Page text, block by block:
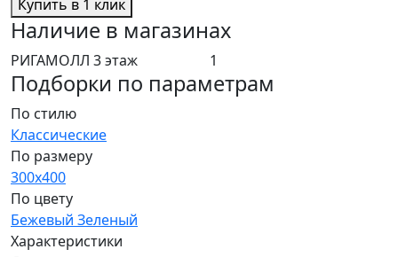
Купить в 1 клик
Наличие в магазинах
РИГАМОЛЛ 3 этаж 1
Подборки по параметрам
По стилю
Классические
По размеру
300x400
По цвету
Бежевый Зеленый
Характеристики